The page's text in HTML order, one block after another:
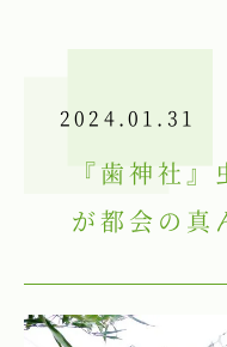
2024.01.31
『歯神社
が都会の真